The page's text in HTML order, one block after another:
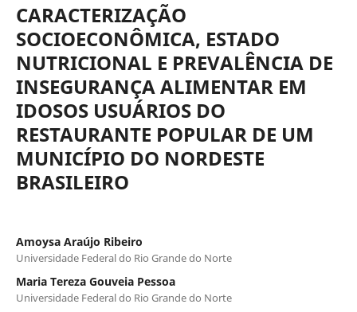
CARACTERIZAÇÃO
SOCIOECONÔMICA, ESTADO
NUTRICIONAL E PREVALÊNCIA DE
INSEGURANÇA ALIMENTAR EM
IDOSOS USUÁRIOS DO
RESTAURANTE POPULAR DE UM
MUNICÍPIO DO NORDESTE
BRASILEIRO
Amoysa Araújo Ribeiro
Universidade Federal do Rio Grande do Norte
Maria Tereza Gouveia Pessoa
Universidade Federal do Rio Grande do Norte